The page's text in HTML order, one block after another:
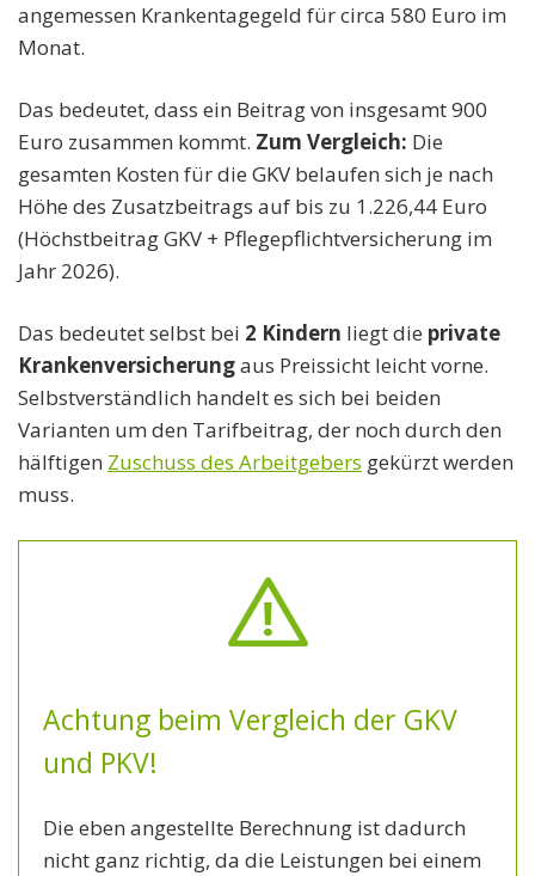
angemessen Krankentagegeld für circa 580 Euro im
Monat.
Das bedeutet, dass ein Beitrag von insgesamt 900
Euro zusammen kommt. Zum Vergleich: Die
gesamten Kosten für die GKV belaufen sich je nach
Höhe des Zusatzbeitrags auf bis zu 1.226,44 Euro
(Höchstbeitrag GKV + Pflegepflichtversicherung im
Jahr 2026).
Das bedeutet selbst bei 2 Kindern liegt die private
Krankenversicherungaus Preissicht leicht vorne.
Selbstverständlich handelt es sich bei beiden
Varianten um den Tarifbeitrag, der noch durch den
hälftigen Zuschuss des Arbeitgebers gekürzt werden
muss.
Achtung beim Vergleich der GKV
und PKV!
Die eben angestellte Berechnung ist dadurch
nicht ganz richtig, da die Leistungen bei einem